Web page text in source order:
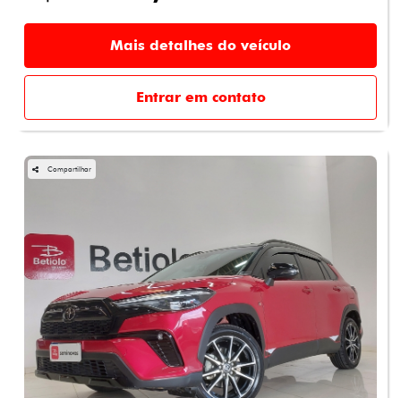
Mais detalhes do veículo
Entrar em contato
Compartilhar